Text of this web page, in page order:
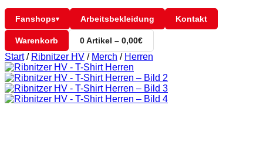
Fanshops▾ Arbeitsbekleidung Kontakt
Warenkorb 0 Artikel – 0,00€
Start / Ribnitzer HV / Merch / Herren